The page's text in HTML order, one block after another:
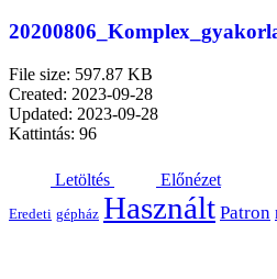
File size: 597.87 KB
Created: 2023-09-28
Updated: 2023-09-28
Kattintás: 96
Letöltés Előnézet
Eredeti gépház Használt Patron